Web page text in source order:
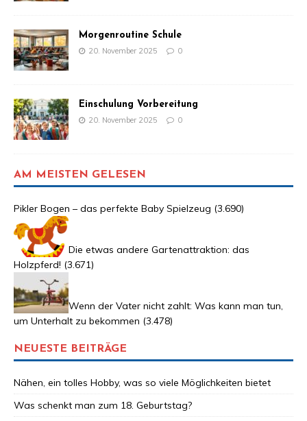
Morgenroutine Schule
20. November 2025 0
Einschulung Vorbereitung
20. November 2025 0
AM MEISTEN GELESEN
Pikler Bogen – das perfekte Baby Spielzeug (3.690)
Die etwas andere Gartenattraktion: das
Holzpferd! (3.671)
Wenn der Vater nicht zahlt: Was kann man tun,
um Unterhalt zu bekommen (3.478)
NEUESTE BEITRÄGE
Nähen, ein tolles Hobby, was so viele Möglichkeiten bietet
Was schenkt man zum 18. Geburtstag?